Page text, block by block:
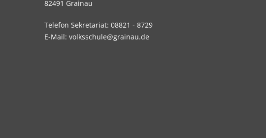
82491 Grainau
Telefon Sekretariat: 08821 - 8729
E-Mail: volksschule@grainau.de